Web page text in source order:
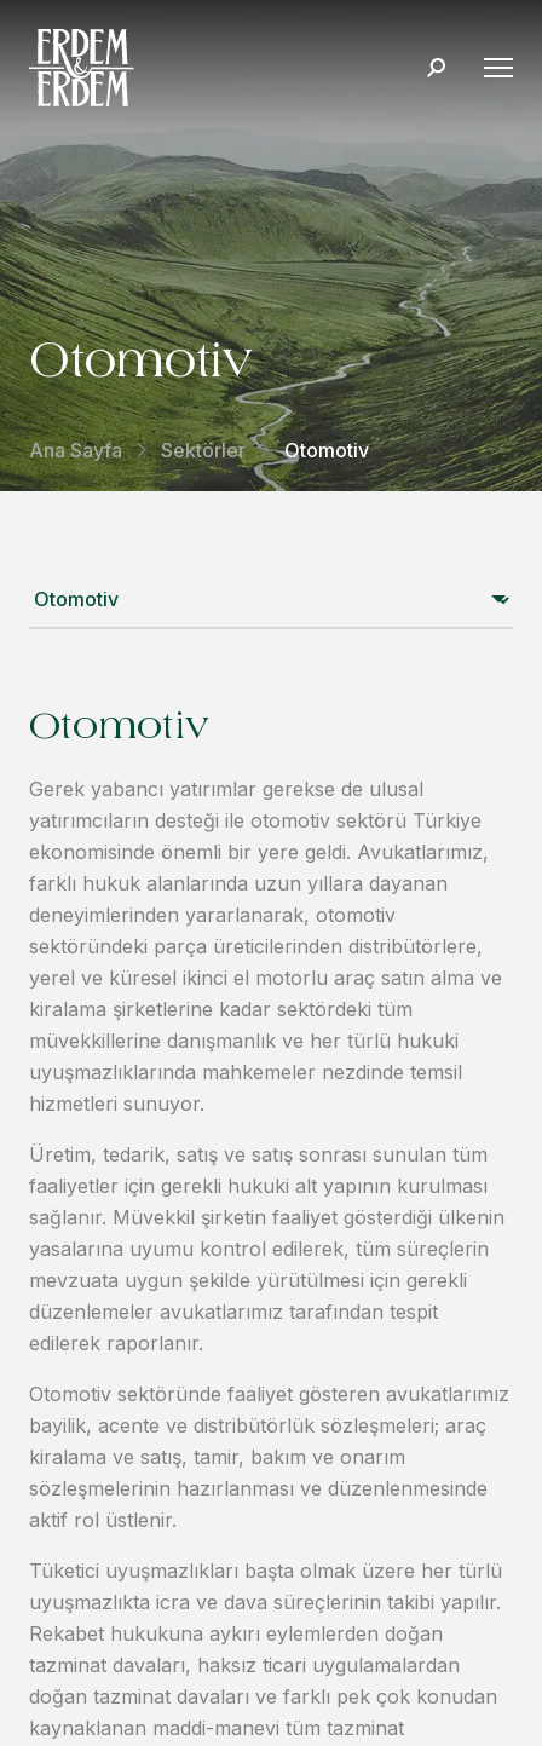
Otomotiv
Ana Sayfa Sektörler Otomotiv
Otomotiv
Gerek yabancı yatırımlar gerekse de ulusal
yatırımcıların desteği ile otomotiv sektörü Türkiye
ekonomisinde önemli bir yere geldi. Avukatlarımız,
farklı hukuk alanlarında uzun yıllara dayanan
deneyimlerinden yararlanarak, otomotiv
sektöründeki parça üreticilerinden distribütörlere,
yerel ve küresel ikinci el motorlu araç satın alma ve
kiralama şirketlerine kadar sektördeki tüm
müvekkillerine danışmanlık ve her türlü hukuki
uyuşmazlıklarında mahkemeler nezdinde temsil
hizmetleri sunuyor.
Üretim, tedarik, satış ve satış sonrası sunulan tüm
faaliyetler için gerekli hukuki alt yapının kurulması
sağlanır. Müvekkil şirketin faaliyet gösterdiği ülkenin
yasalarına uyumu kontrol edilerek, tüm süreçlerin
mevzuata uygun şekilde yürütülmesi için gerekli
düzenlemeler avukatlarımız tarafından tespit
edilerek raporlanır.
Otomotiv sektöründe faaliyet gösteren avukatlarımız
bayilik, acente ve distribütörlük sözleşmeleri; araç
kiralama ve satış, tamir, bakım ve onarım
sözleşmelerinin hazırlanması ve düzenlenmesinde
aktif rol üstlenir.
Tüketici uyuşmazlıkları başta olmak üzere her türlü
uyuşmazlıkta icra ve dava süreçlerinin takibi yapılır.
Rekabet hukukuna aykırı eylemlerden doğan
tazminat davaları, haksız ticari uygulamalardan
doğan tazminat davaları ve farklı pek çok konudan
kaynaklanan maddi-manevi tüm tazminat